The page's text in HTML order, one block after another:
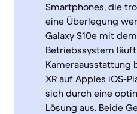
Smartphones, die
eine Überlegung
Galaxy S10e mit
Betriebssystem
Kameraausstattung
XR auf Apples iOS-
sich durch eine
Lösung aus. Beide